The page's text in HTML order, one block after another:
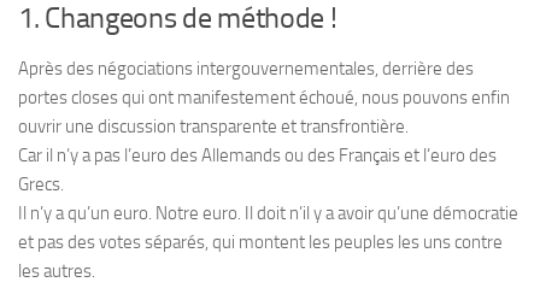
1. Changeons de méthode !
Après des négociations intergouvernementales, derrière des
portes closes qui ont manifestement échoué, nous pouvons enfin
ouvrir une discussion transparente et transfrontière.
Car il n’y a pas l’euro des Allemands ou des Français et l’euro des
Grecs.
Il n’y a qu’un euro. Notre euro. Il doit n’il y a avoir qu’une démocratie
et pas des votes séparés, qui montent les peuples les uns contre
les autres.